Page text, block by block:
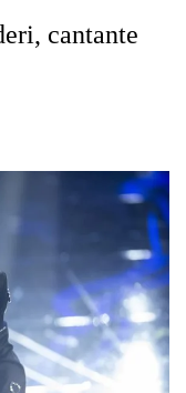
cantante